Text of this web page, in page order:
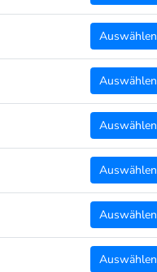
Auswählen
Auswählen
Auswählen
Auswählen
Auswählen
Auswählen